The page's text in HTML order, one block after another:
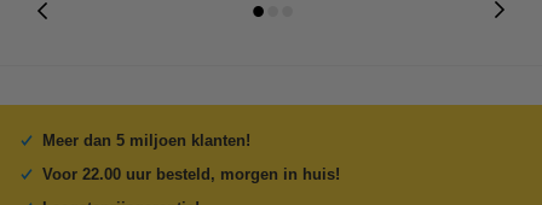
Meer dan 5 miljoen klanten!
Voor 22.00 uur besteld, morgen in huis!